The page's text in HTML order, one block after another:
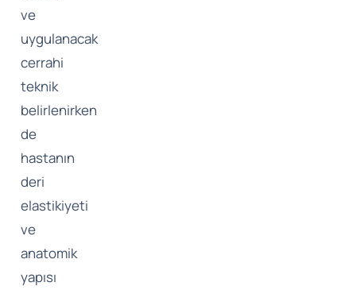
ve
uygulanacak
cerrahi
teknik
belirlenirken
de
hastanın
deri
elastikiyeti
ve
anatomik
yapısı